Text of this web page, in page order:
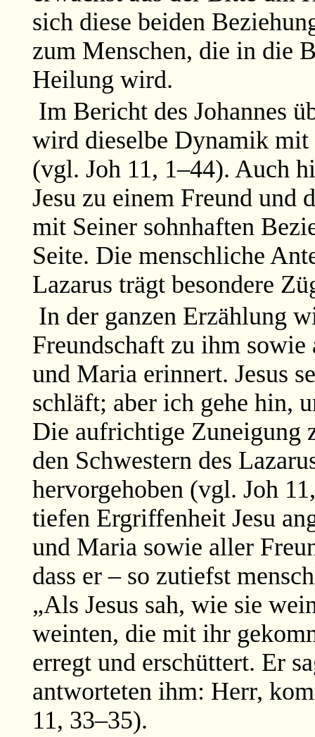
sich diese beiden
zum Menschen, die in die
Heilung wird.
Im Bericht des Johannes
wird dieselbe Dynamik
(vgl. Joh 11, 1–44). Auch
Jesu zu einem Freund und
mit Seiner sohnhaften
Seite. Die menschliche
Lazarus trägt besondere
In der ganzen Erzählung
Freundschaft zu ihm sowie
und Maria erinnert. Jesus
schläft; aber ich gehe hin,
Die aufrichtige Zuneigung
den Schwestern des
hervorgehoben (vgl. Joh
tiefen Ergriffenheit Jesu
und Maria sowie aller
dass er – so zutiefst
„Als Jesus sah, wie sie
weinten, die mit ihr
erregt und erschüttert. Er
antworteten ihm: Herr,
11, 33–35).